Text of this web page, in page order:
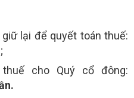
lại để quyết toán thuế:
cho Quý cổ đông: